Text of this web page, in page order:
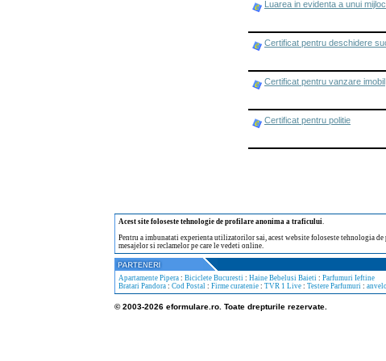
Luarea in evidenta a unui
Certificat pentru deschidere
Certificat pentru vanzare imobil
Certificat pentru politie
Acest site foloseste tehnologie de profilare anonima a traficului.
Pentru a imbunatati experienta utilizatorilor sai, acest website foloseste tehnologia
mesajelor si reclamelor pe care le vedeti online.
Apartamente Pipera : Biciclete Bucuresti : Haine Bebelusi Baieti : Parfumuri Ieftine
Bratari Pandora : Cod Postal : Firme curatenie : TVR 1 Live : Testere Parfumuri :
© 2003-2026 eformulare.ro. Toate drepturile rezervate.